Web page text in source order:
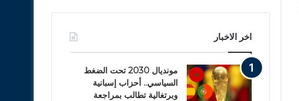
اخر الاخبار
مونديال 2030 تحت الضغط
السياسي.. أحزاب إسبانية
وبرتغالية تطالب بمراجعة